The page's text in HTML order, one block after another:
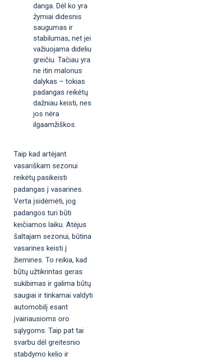
danga. Dėl ko yra
žymiai didesnis
saugumas ir
stabilumas, net jei
važiuojama dideliu
greičiu. Tačiau yra
ne itin malonus
dalykas – tokias
padangas reikėtų
dažniau keisti, nes
jos nėra
ilgaamžiškos.
Taip kad artėjant
vasariškam sezonui
reikėtų pasikeisti
padangas į vasarines.
Verta įsidėmėti, jog
padangos turi būti
keičiamos laiku. Atėjus
šaltajam sezonui, būtina
vasarines keisti į
žiemines. To reikia, kad
būtų užtikrintas geras
sukibimas ir galima būtų
saugiai ir tinkamai valdyti
automobilį esant
įvairiausioms oro
sąlygoms. Taip pat tai
svarbu dėl greitesnio
stabdymo kelio ir